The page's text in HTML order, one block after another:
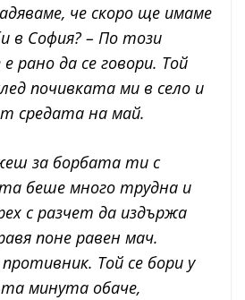
че скоро ще имаме
в София? – По този
рано да се говори. Той
почивката ми в село и
средата на май.
за борбата ти с
беше много трудна и
с разчет да издържа
поне равен мач.
Той се бори у
минута обаче,